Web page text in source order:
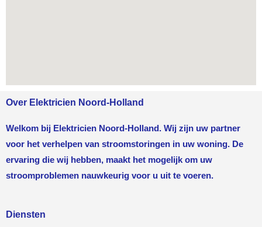
Over Elektricien Noord-Holland
Welkom bij Elektricien Noord-Holland. Wij zijn uw partner
voor het verhelpen van stroomstoringen in uw woning. De
ervaring die wij hebben, maakt het mogelijk om uw
stroomproblemen nauwkeurig voor u uit te voeren.
Diensten